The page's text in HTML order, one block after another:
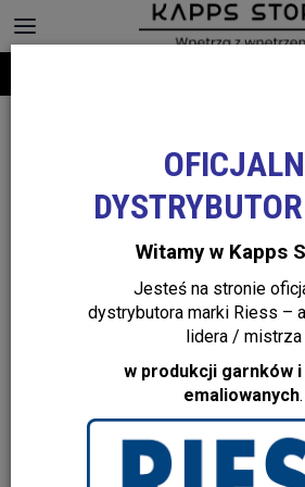
Witamy w Kapps
Jesteś na stronie
dystrybutora marki Riess –
lidera / mistrza
w produkcji garnków i
emaliowanych.